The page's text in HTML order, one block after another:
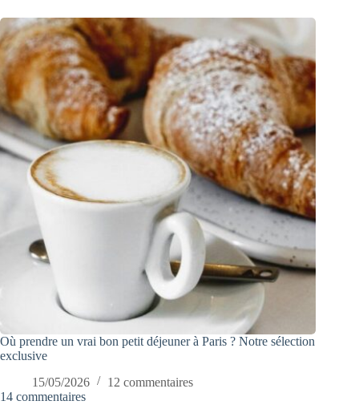
Où prendre un vrai bon petit déjeuner à Paris ? Notre sélection
exclusive
15/05/2026
12 commentaires
14 commentaires